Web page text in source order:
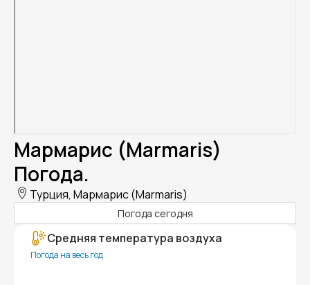
Мармарис (Marmaris)
Погода.
Турция, Мармарис (Marmaris)
Погода сегодня
Средняя температура воздуха
Погода на весь год